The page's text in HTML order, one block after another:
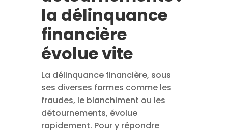
la délinquance
financière
évolue vite
La délinquance financière, sous
ses diverses formes comme les
fraudes, le blanchiment ou les
détournements, évolue
rapidement. Pour y répondre